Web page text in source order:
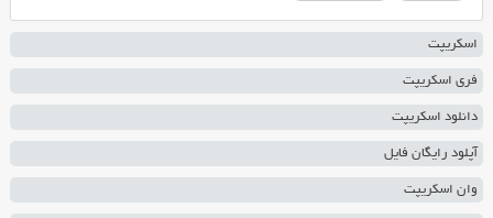
اسکریپت
فری اسکریپت
دانلود اسکریپت
آپلود رایگان فایل
وان اسکریپت